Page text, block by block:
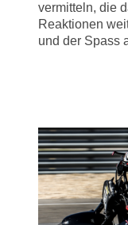
vermitteln, die
Reaktionen
und der Spass